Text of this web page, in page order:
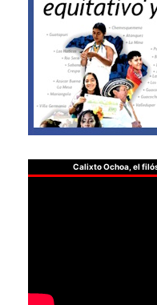
Calixto Ochoa, el